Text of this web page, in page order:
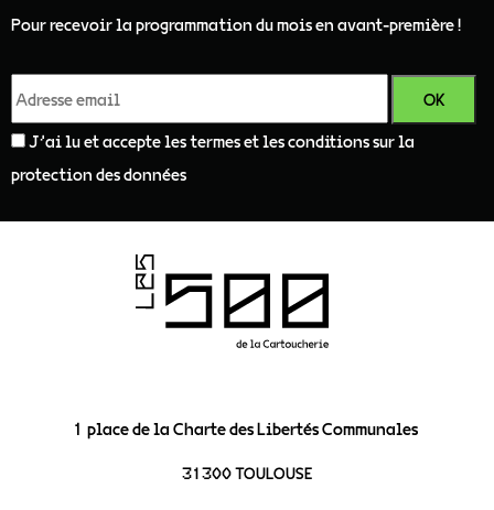
Pour recevoir la programmation du mois en avant-première !
J'ai lu et accepte les termes et les conditions sur la
protection des données
1 place de la Charte des Libertés Communales
31300 TOULOUSE